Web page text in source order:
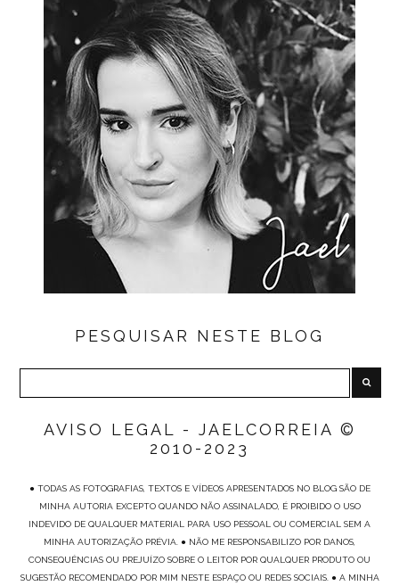
PESQUISAR NESTE BLOG
AVISO LEGAL - JAELCORREIA ©
2010-2023
● TODAS AS FOTOGRAFIAS, TEXTOS E VÍDEOS APRESENTADOS NO BLOG SÃO DE
MINHA AUTORIA EXCEPTO QUANDO NÃO ASSINALADO, É PROIBIDO O USO
INDEVIDO DE QUALQUER MATERIAL PARA USO PESSOAL OU COMERCIAL SEM A
MINHA AUTORIZAÇÃO PRÉVIA. ● NÃO ME RESPONSABILIZO POR DANOS,
CONSEQUÊNCIAS OU PREJUÍZO SOBRE O LEITOR POR QUALQUER PRODUTO OU
SUGESTÃO RECOMENDADO POR MIM NESTE ESPAÇO OU REDES SOCIAIS. ● A MINHA